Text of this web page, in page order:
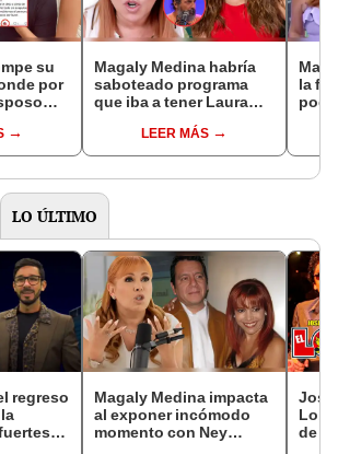
su
por
Magaly Medina habría
saboteado programa
que iba a tener Laura
'Loco Wagner': "Cuando
le pones
LEER MÁS
la
no
LO ÚLTIMO
regreso
Magaly Medina impacta
al exponer incómodo
momento con Ney
José
de la